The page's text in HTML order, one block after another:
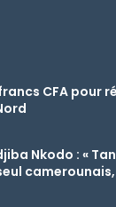
CFA pour
Nkodo : «